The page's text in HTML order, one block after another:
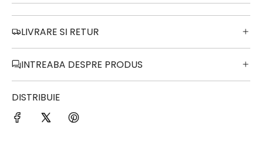
LIVRARE SI RETUR
INTREABA DESPRE PRODUS
DISTRIBUIE